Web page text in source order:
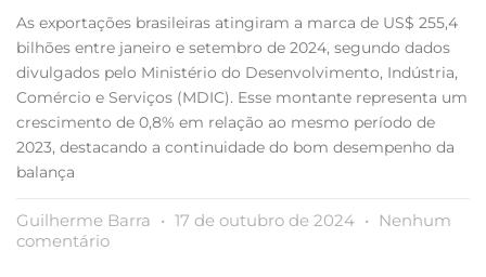
As exportações brasileiras atingiram a marca de US$ 255,4
bilhões entre janeiro e setembro de 2024, segundo dados
divulgados pelo Ministério do Desenvolvimento, Indústria,
Comércio e Serviços (MDIC). Esse montante representa um
crescimento de 0,8% em relação ao mesmo período de
2023, destacando a continuidade do bom desempenho da
balança
Guilherme Barra 17 de outubro de 2024
Nenhum
comentário